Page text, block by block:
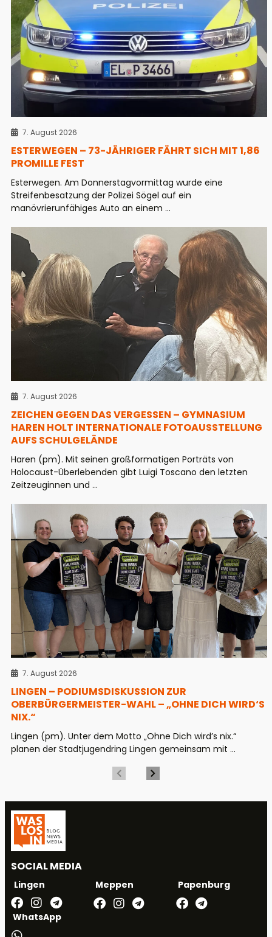
7. August 2026
ESTERWEGEN – 73-JÄHRIGER FÄHRT SICH MIT 1,86
PROMILLE FEST
Esterwegen. Am Donnerstagvormittag wurde eine
Streifenbesatzung der Polizei Sögel auf ein
manövrierunfähiges Auto an einem ...
7. August 2026
ZEICHEN GEGEN DAS VERGESSEN – GYMNASIUM
HAREN HOLT INTERNATIONALE FOTOAUSSTELLUNG
AUFS SCHULGELÄNDE
Haren (pm). Mit seinen großformatigen Porträts von
Holocaust-Überlebenden gibt Luigi Toscano den letzten
Zeitzeuginnen und ...
7. August 2026
LINGEN – PODIUMSDISKUSSION ZUR
OBERBÜRGERMEISTER-WAHL – „OHNE DICH WIRD‘S
NIX.“
Lingen (pm). Unter dem Motto „Ohne Dich wird’s nix.“
planen der Stadtjugendring Lingen gemeinsam mit ...
SOCIAL MEDIA
Lingen Meppen Papenburg
WhatsApp